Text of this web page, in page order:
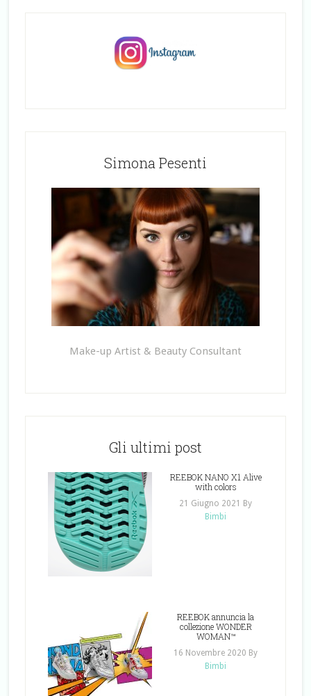
Simona Pesenti
Make-up Artist & Beauty Consultant
Gli ultimi post
REEBOK NANO X1 Alive
with colors
21 Giugno 2021 By
Bimbi
REEBOK annuncia la
collezione WONDER
WOMAN™
16 Novembre 2020 By
Bimbi